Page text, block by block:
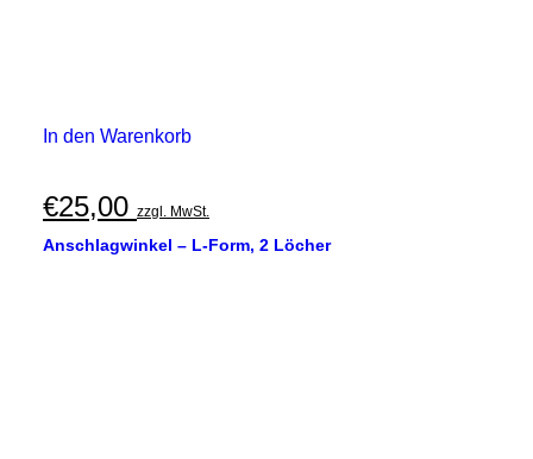
In den Warenkorb
€25,00 zzgl. MwSt.
Anschlagwinkel – L-Form, 2 Löcher